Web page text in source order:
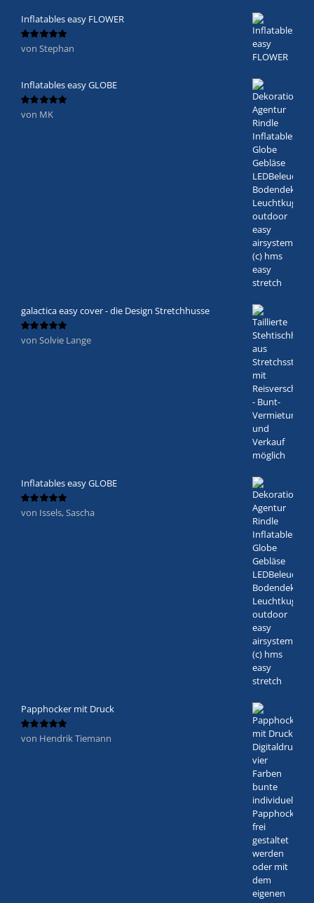
Inflatables easy FLOWER
Bewertet
von 5
von Stephan
Inflatables easy GLOBE
Bewertet
von MK
galactica easy cover - die Design Stretchhusse
Bewertet
von Solvie Lange
Inflatables easy GLOBE
Bewertet
von Issels, Sascha
Papphocker mit Druck
Bewertet
von Hendrik Tiemann